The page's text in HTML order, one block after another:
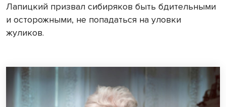
Лапицкий призвал сибиряков быть бдительными
и осторожными, не попадаться на уловки
жуликов.